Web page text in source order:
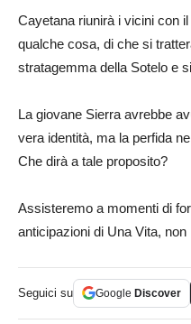
Cayetana riunirà i vicini con
qualche cosa, di che si
stratagemma della Sotelo e
La giovane Sierra avrebbe
vera identità, ma la perfida
Che dirà a tale proposito?
Assisteremo a momenti di
anticipazioni di Una Vita, non
Seguici su Google Discover